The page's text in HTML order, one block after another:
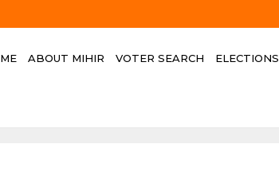
ABOUT MIHIR VOTER SEARCH ELECTIONS